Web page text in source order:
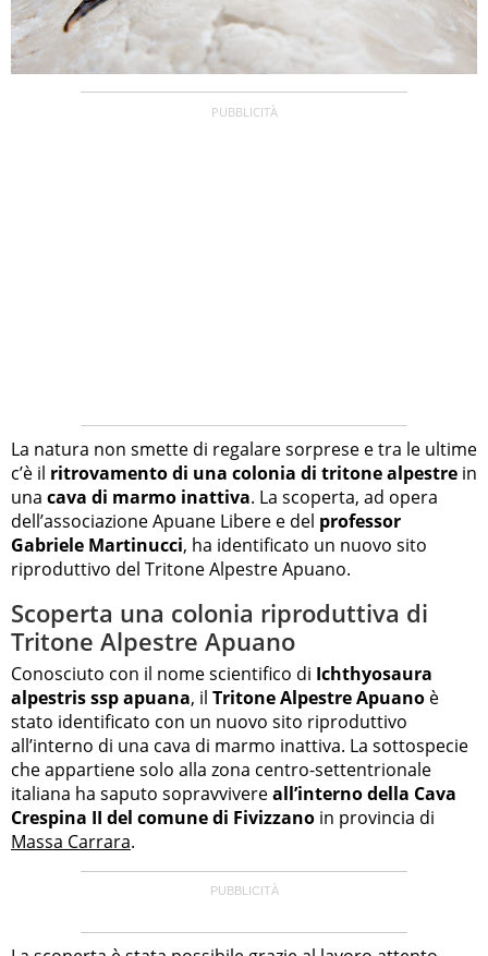
La natura non smette di regalare sorprese e tra le ultime
c’è il ritrovamento di una colonia di tritone alpestre in
una cava di marmo inattiva. La scoperta, ad opera
dell’associazione Apuane Libere e del professor
Gabriele Martinucci, ha identificato un nuovo sito
riproduttivo del Tritone Alpestre Apuano.
Scoperta una colonia riproduttiva di
Tritone Alpestre Apuano
Conosciuto con il nome scientifico di Ichthyosaura
alpestris ssp apuana, il Tritone Alpestre Apuano è
stato identificato con un nuovo sito riproduttivo
all’interno di una cava di marmo inattiva. La sottospecie
che appartiene solo alla zona centro-settentrionale
italiana ha saputo sopravvivereall’interno della Cava
Crespina II del comune di Fivizzano in provincia di
Massa Carrara.